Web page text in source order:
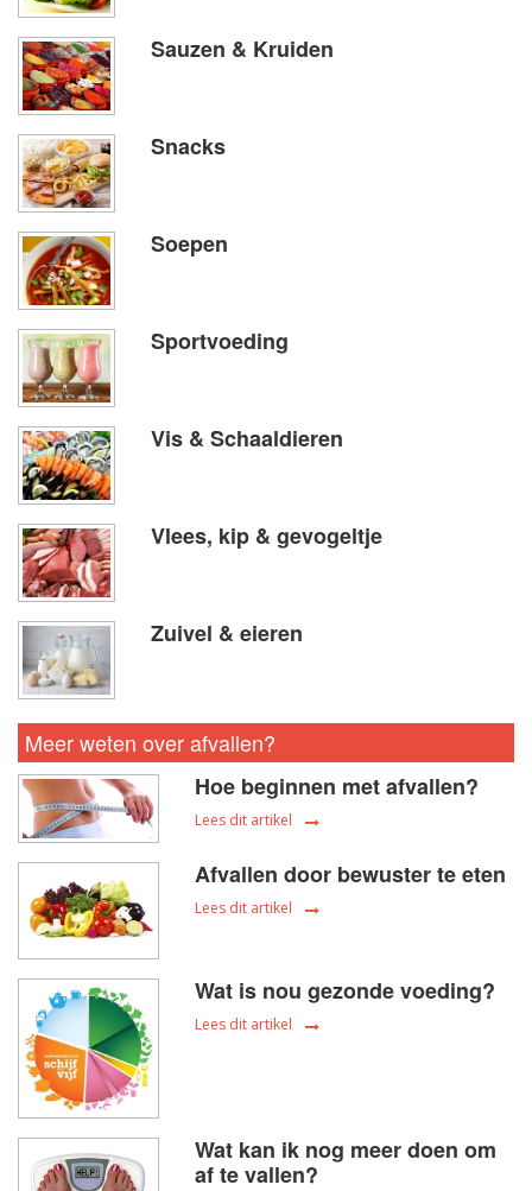
Sauzen & Kruiden
Snacks
Soepen
Sportvoeding
Vis & Schaaldieren
Vlees, kip & gevogeltje
Zuivel & eieren
Meer weten over afvallen?
Hoe beginnen met afvallen?
Lees dit artikel
Afvallen door bewuster te eten
Lees dit artikel
Wat is nou gezonde voeding?
Lees dit artikel
Wat kan ik nog meer doen om
af te vallen?